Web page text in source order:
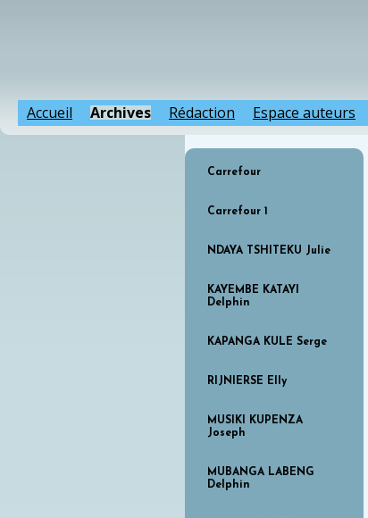
Accueil Archives Rédaction Espace auteurs
Carrefour
Carrefour 1
NDAYA TSHITEKU Julie
KAYEMBE KATAYI
Delphin
KAPANGA KULE Serge
RIJNIERSE Elly
MUSIKI KUPENZA
Joseph
MUBANGA LABENG
Delphin